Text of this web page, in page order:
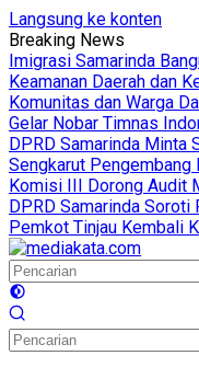
Langsung ke konten
Breaking News
Imigrasi Samarinda
Keamanan Daerah dan
Komunitas dan Warga
Gelar Nobar Timnas
DPRD Samarinda Minta
Sengkarut Pengembang
Komisi III Dorong Audit
DPRD Samarinda
Pemkot Tinjau Kembali